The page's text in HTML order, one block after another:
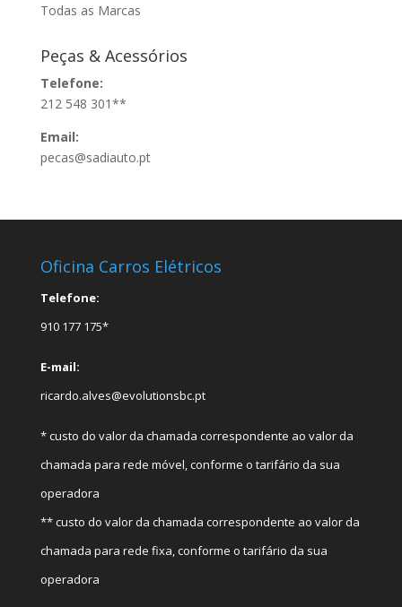
Todas as Marcas
Peças & Acessórios
Telefone:
212 548 301**
Email:
pecas@sadiauto.pt
Oficina Carros Elétricos
Telefone:
910 177 175*
E-mail:
ricardo.alves@evolutionsbc.pt
* custo do valor da chamada correspondente ao valor da
chamada para rede móvel, conforme o tarifário da sua
operadora
** custo do valor da chamada correspondente ao valor da
chamada para rede fixa, conforme o tarifário da sua
operadora